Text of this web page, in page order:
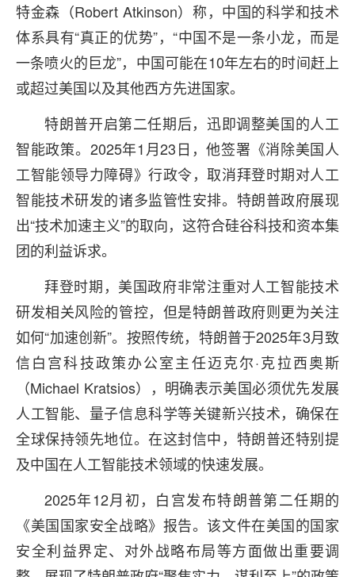
特金森（Robert Atkinson）称，中国的科学和技术
体系具有“真正的优势”，“中国不是一条小龙，而是
一条喷火的巨龙”，中国可能在10年左右的时间赶上
或超过美国以及其他西方先进国家。
特朗普开启第二任期后，迅即调整美国的人工
智能政策。2025年1月23日，他签署《消除美国人
工智能领导力障碍》行政令，取消拜登时期对人工
智能技术研发的诸多监管性安排。特朗普政府展现
出“技术加速主义”的取向，这符合硅谷科技和资本集
团的利益诉求。
拜登时期，美国政府非常注重对人工智能技术
研发相关风险的管控，但是特朗普政府则更为关注
如何“加速创新”。按照传统，特朗普于2025年3月致
信白宫科技政策办公室主任迈克尔·克拉西奥斯
（Michael Kratsios），明确表示美国必须优先发展
人工智能、量子信息科学等关键新兴技术，确保在
全球保持领先地位。在这封信中，特朗普还特别提
及中国在人工智能技术领域的快速发展。
2025年12月初，白宫发布特朗普第二任期的
《美国国家安全战略》报告。该文件在美国的国家
安全利益界定、对外战略布局等方面做出重要调